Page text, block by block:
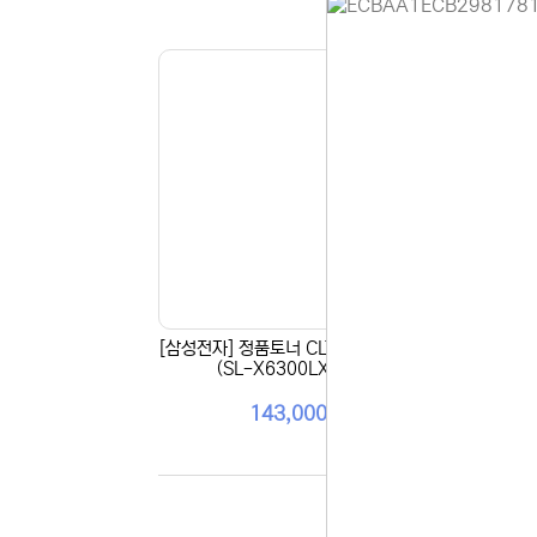
[삼성전자] 정품토너 CLT-Y601S 노랑
(SL-X6300LX/20K)
143,000원